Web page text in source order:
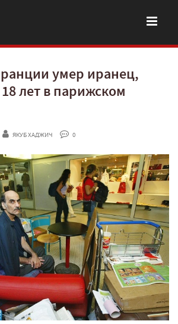
умер иранец,
лет в парижском
ЯКУБ ХАДЖИЧ 0